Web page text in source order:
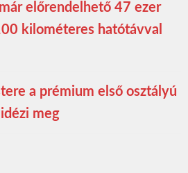
előrendelhető 47 ezer
kilométeres hatótávval
a prémium első osztályú
meg